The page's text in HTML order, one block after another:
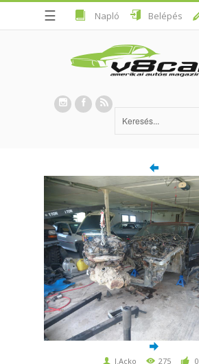
☰ Napló Belépés
J.Acko 275 0